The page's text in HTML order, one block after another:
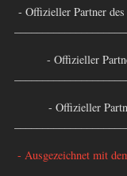
- Offizieller Partner
- Offizieller
- Offizieller
- Ausgezeichnet mit